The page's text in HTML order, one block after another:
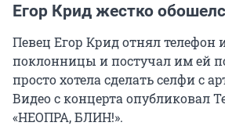
Егор Крид жестко
Певец Егор Крид отнял телефон
поклонницы и постучал им ей
просто хотела сделать селфи с
Видео с концерта опубликовал
«НЕОПРА, БЛИН!».